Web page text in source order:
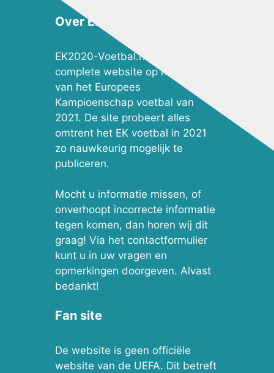
Over EK2020-Voetbal.nl
EK2020-Voetbal.nl is de meest
complete website op het gebied
van het Europees
Kampioenschap voetbal van
2021. De site probeert alles
omtrent het EK voetbal in 2021
zo nauwkeurig mogelijk te
publiceren.
Mocht u informatie missen, of
onverhoopt incorrecte informatie
tegen komen, dan horen wij dit
graag! Via het contactformulier
kunt u in uw vragen en
opmerkingen doorgeven. Alvast
bedankt!
Fan site
De website is geen officiële
website van de UEFA. Dit betreft